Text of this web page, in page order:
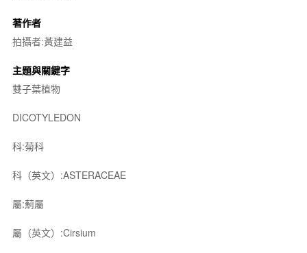
著作者
拍攝者:黃建益
主題與關鍵字
雙子葉植物
DICOTYLEDON
科:菊科
科（英文）:ASTERACEAE
屬:薊屬
屬（英文）:Cirsium